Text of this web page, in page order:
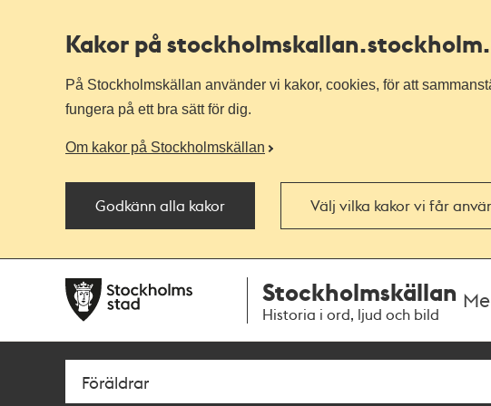
Kakor på stockholmskallan
På Stockholmskällan använder vi kakor, cookies, för att
fungera på ett bra sätt för dig.
Om kakor på Stockholmskällan
Godkänn alla kakor Välj vilka kakor vi får
navigationen
huvudinnehållet
Stockholmskällan
Historia i ord, ljud och bild
Sök